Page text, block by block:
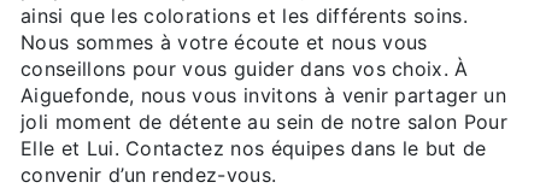
ainsi que les colorations et les différents soins.
Nous sommes à votre écoute et nous vous
conseillons pour vous guider dans vos choix. À
Aiguefonde, nous vous invitons à venir partager un
joli moment de détente au sein de notre salon Pour
Elle et Lui. Contactez nos équipes dans le but de
convenir d’un rendez-vous.